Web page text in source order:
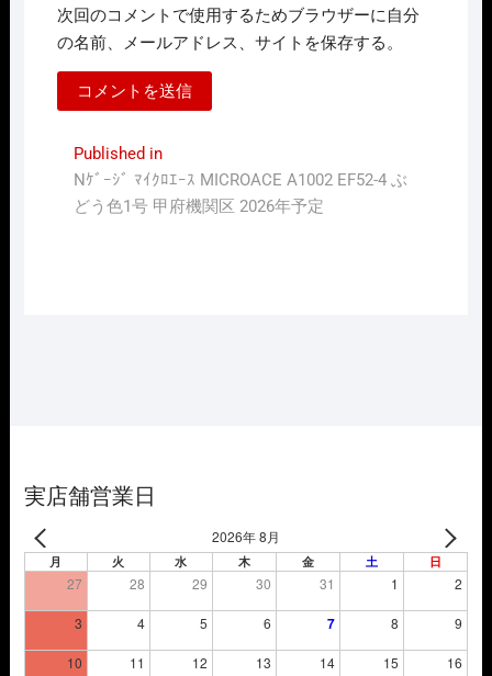
次回のコメントで使用するためブラウザーに自分
の名前、メールアドレス、サイトを保存する。
投
稿
Published in
Nｹﾞｰｼﾞ ﾏｲｸﾛｴｰｽ MICROACE A1002 EF52-4 ぶ
どう色1号 甲府機関区 2026年予定
実店舗営業日
2026年 8月
月 火 水 木 金 土 日
27 28 29 30 31 1 2
3 4 5 6 7 8 9
10 11 12 13 14 15 16